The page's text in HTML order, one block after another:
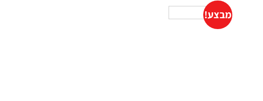
מבצע!